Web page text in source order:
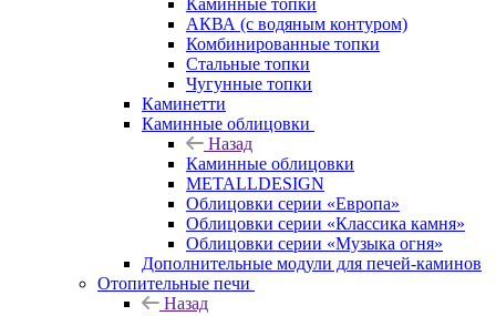
Каминные топки
АКВА (с водяным контуром)
Комбинированные топки
Стальные топки
Чугунные топки
Каминетти
Каминные облицовки
Назад
Каминные облицовки
METALLDESIGN
Облицовки серии «Европа»
Облицовки серии «Классика камня»
Облицовки серии «Музыка огня»
Дополнительные модули для печей-каминов
Отопительные печи
Назад